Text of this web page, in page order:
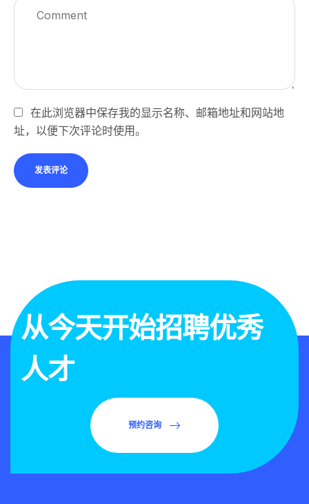
在此浏览器中保存我的显示名称、邮箱地址和网站地
址，以便下次评论时使用。
从今天开始招聘优秀
人才
预约咨询